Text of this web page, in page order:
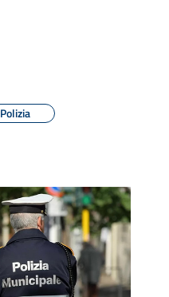
Polizia